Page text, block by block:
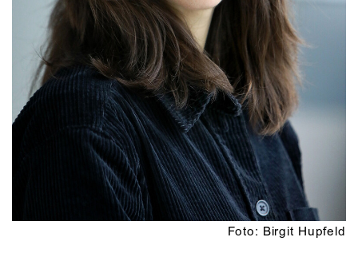
Foto: Birgit Hupfeld